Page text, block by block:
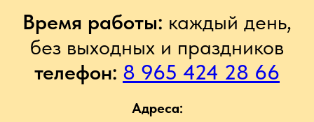
Время работы: каждый день,
без выходных и праздников
телефон: 8 965 424 28 66
Адреса: